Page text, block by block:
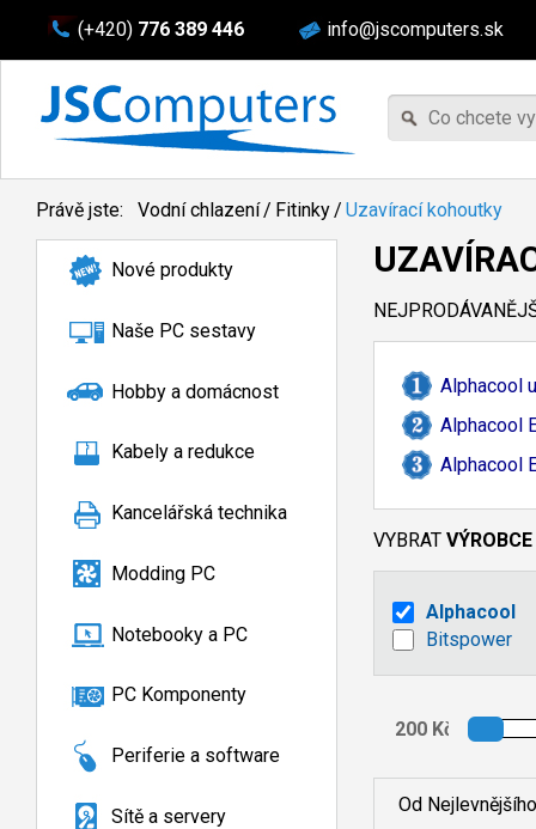
(+420) 776 389 446 info@jscomputers.sk
Právě jste: Vodní chlazení/ Fitinky/ Uzavírací kohoutky
Nové produkty
Naše PC sestavy
Hobby a domácnost
Kabely a redukce
Kancelářská technika
Modding PC
Notebooky a PC
PC Komponenty
Periferie a software
Sítě a servery
Alphacool
Alphacool
Alphacool
VYBRAT VÝROBCE
Alphacool
Bitspower
Od Nejlevnějšího